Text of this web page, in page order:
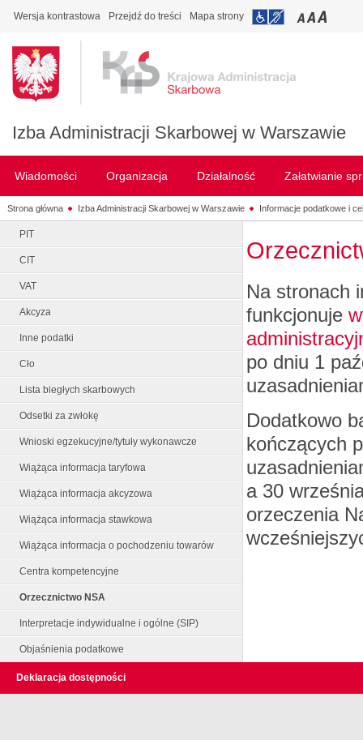
Wersja kontrastowa Przejdź do treści Mapa strony
Izba Administracji Skarbowej w Warszawie
Wiadomości Organizacja Działalność Załatwianie
Strona główna Izba Administracji Skarbowej w Warszawie Informacje podatkowe i
PIT
CIT
VAT
Akcyza
Inne podatki
Cło
Lista biegłych skarbowych
Odsetki za zwłokę
Wnioski egzekucyjne/tytuły wykonawcze
Wiążąca informacja taryfowa
Wiążąca informacja akcyzowa
Wiążąca informacja stawkowa
Wiążąca informacja o pochodzeniu towarów
Centra kompetencyjne
Orzecznictwo NSA
Interpretacje indywidualne i ogólne (SIP)
Objaśnienia podatkowe
Na stronach
funkcjonuje
po dniu 1
Dodatkowo
kończących
a 30
orzeczenia
Deklaracja dostępności